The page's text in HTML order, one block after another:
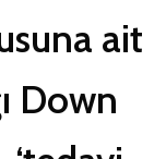
ait
Down